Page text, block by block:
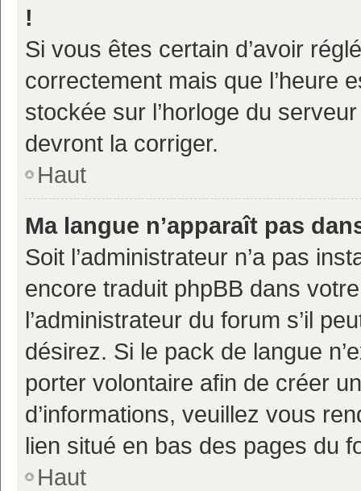
!
Si vous êtes certain d’avoir
correctement mais que l’heure
stockée sur l’horloge du
devront la corriger.
Haut
Ma langue n’apparaît pas
Soit l’administrateur n’a pas
encore traduit phpBB dans
l’administrateur du forum s’il
désirez. Si le pack de langue
porter volontaire afin de créer
d’informations, veuillez vous
lien situé en bas des pages du
Haut